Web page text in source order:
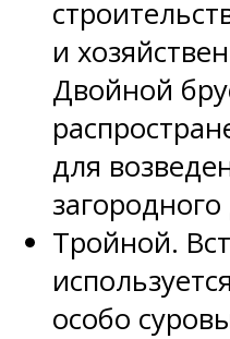
и
Двойной
для
Тройной.
особо